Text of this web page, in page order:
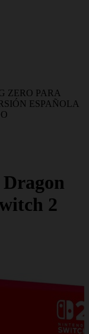
ZERO PARA
ESPAÑOLA
2